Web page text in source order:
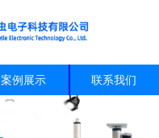
案例展示 联系我们